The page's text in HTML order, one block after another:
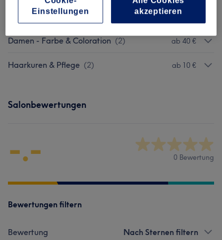
Kinder - Haarschnitte & Stylings 3) ab 10 €
Damen - Farbe & Coloration (2) ab 40 €
Haarkuren & Pflege (2) ab 10 €
Salonbewertungen
-.- 0 Bewertung
Bewertungen filtern
Bewertung Nach Sternen filtern
Einstellungen
akzeptieren